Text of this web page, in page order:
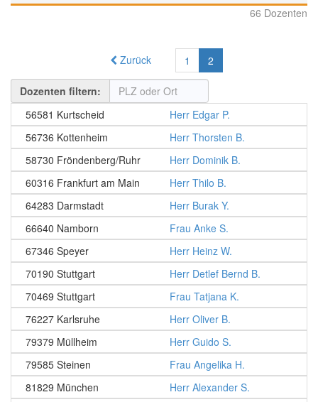
66 Dozenten
Zurück 1 2
Dozenten filtern:
56581 Kurtscheid
Herr Edgar P.
56736 Kottenheim
Herr Thorsten B.
58730 Fröndenberg/Ruhr
Herr Dominik B.
60316 Frankfurt am Main
Herr Thilo B.
64283 Darmstadt
Herr Burak Y.
66640 Namborn
Frau Anke S.
67346 Speyer
Herr Heinz W.
70190 Stuttgart
Herr Detlef Bernd B.
70469 Stuttgart
Frau Tatjana K.
76227 Karlsruhe
Herr Oliver B.
79379 Müllheim
Herr Guido S.
79585 Steinen
Frau Angelika H.
81829 München
Herr Alexander S.